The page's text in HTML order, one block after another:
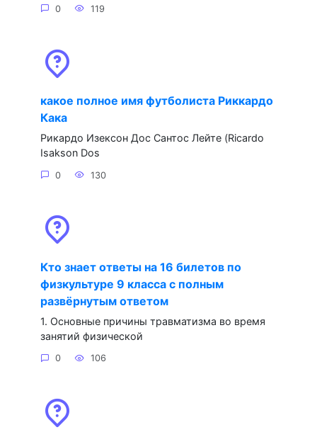
0 119
какое полное имя футболиста Риккардо
Кака
Рикардо Изексон Дос Сантос Лейте (Ricardo
Isakson Dos
0 130
Кто знает ответы на 16 билетов по
физкультуре 9 класса с полным
развёрнутым ответом
1. Основные причины травматизма во время
занятий физической
0 106